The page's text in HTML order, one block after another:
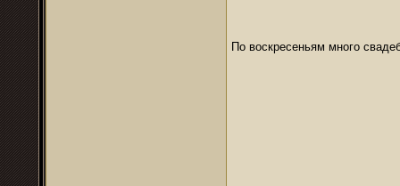
По воскресеньям много